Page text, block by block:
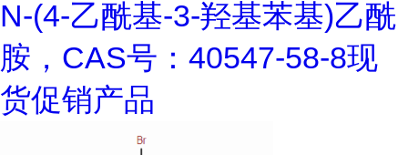
N-(4-乙酰基-3-羟基苯基)乙酰
胺，CAS号：40547-58-8现
货促销产品